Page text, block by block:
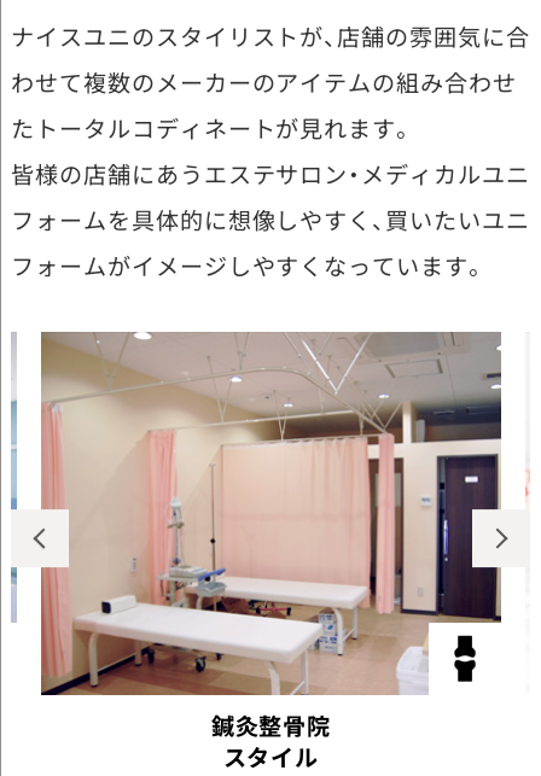
ナイスユニのスタイリストが、店舗の雰囲気に合
わせて複数のメーカーのアイテムの組み合わせ
たトータルコディネートが見れます。
皆様の店舗にあうエステサロン・メディカルユニ
フォームを具体的に想像しやすく、買いたいユニ
フォームがイメージしやすくなっています。
鍼灸整骨院
スタイル